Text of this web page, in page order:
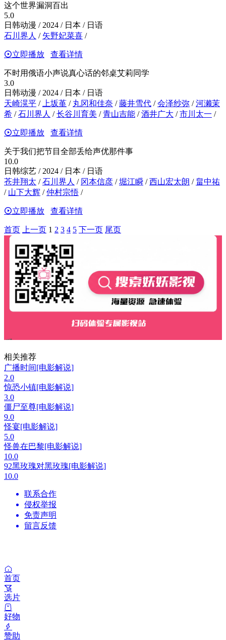
这个世界漏洞百出
5.0
日韩动漫 / 2024 / 日本 / 日语
石川界人 / 矢野妃菜喜 /
立即播放 查看详情
不时用俄语小声说真心话的邻桌艾莉同学
3.0
日韩动漫 / 2024 / 日本 / 日语
天崎滉平 / 上坂堇 / 丸冈和佳奈 /藤井雪代 /会泽纱弥 /河濑茉
希 /石川界人 /长谷川育美 /青山吉能 /酒井广大 /市川太一 /
立即播放 查看详情
关于我们把节目全部丢给声优那件事
10.0
日韩综艺 / 2024 / 日本 / 日语
苍井翔太 /石川界人 / 冈本信彦 /堀江瞬 /西山宏太朗 / 畠中祐
/ 山下大辉 /仲村宗悟 /
立即播放 查看详情
首页 上一页 1 2 3 4 5 下一页 尾页
相关推荐
广播时间[电影解说]
2.0
惊恐小镇[电影解说]
3.0
僵尸至尊[电影解说]
9.0
怪宴[电影解说]
5.0
怪兽在巴黎[电影解说]
10.0
92黑玫瑰对黑玫瑰[电影解说]
10.0
联系合作
侵权举报
免责声明
留言反馈
首页
选片
好物
赞助